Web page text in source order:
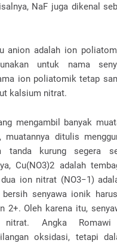
NaF juga dikenal
anion adalah ion
untuk nama
ion poliatomik tetap
kalsium nitrat.
mengambil banyak
muatannya ditulis
tanda kurung segera
Cu(NO3)2 adalah
ion nitrat (NO3−1)
bersih senyawa ionik
2+. Oleh karena itu,
Angka Romawi
oksidasi, tetapi